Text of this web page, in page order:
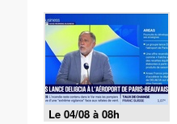
Le 04/08 à 08h